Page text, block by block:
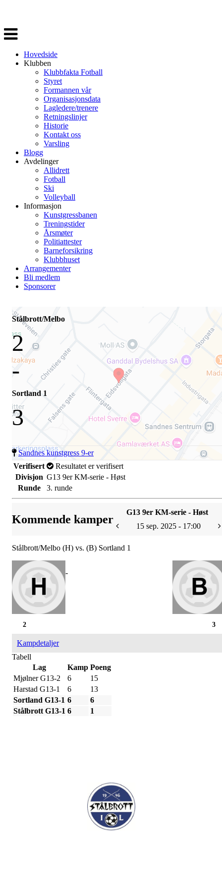
Veksle
navigasjon
Hovedside
Klubben
Klubbfakta Fotball
Styret
Formannen vår
Organisasjonsdata
Lagledere/trenere
Retningslinjer
Historie
Kontakt oss
Varsling
Blogg
Avdelinger
Allidrett
Fotball
Ski
Volleyball
Informasjon
Kunstgressbanen
Treningstider
Årsmøter
Politiattester
Barneforsikring
Klubbhuset
Arrangementer
Bli medlem
Sponsorer
Stålbrott/Melbo
2
-
Sortland 1
3
Sandnes kunstgress 9-er
Verifisert
Resultatet er verifisert
Divisjon G13 9er KM-serie - Høst
Runde
3. runde
Kommende kamper
G13 9er KM-serie - Høst
15 sep. 2025 - 17:00
Stålbrott/Melbo (H) vs. (B) Sortland 1
-
3
2
Kampdetaljer
Tabell
Lag
Kamp Poeng
Mjølner G13-2
6
15
Harstad G13-1
6
13
Sortland G13-1 6
6
Stålbrott G13-1 6 1